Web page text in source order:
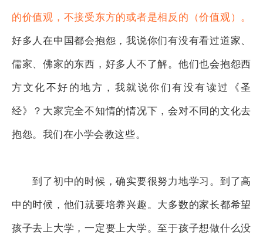
的价值观，不接受东方的或者是相反的（价值观）。
好多人在中国都会抱怨，我说你们有没有看过道家、
儒家、佛家的东西，好多人不了解。他们也会抱怨西
方文化不好的地方，我就说你们有没有读过《圣
经》？大家完全不知情的情况下，会对不同的文化去
抱怨。我们在小学会教这些。
到了初中的时候，确实要很努力地学习。到了高
中的时候，他们就要培养兴趣。大多数的家长都希望
孩子去上大学，一定要上大学。至于孩子想做什么没